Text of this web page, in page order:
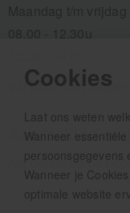
Cookies
Laat ons weten
Wanneer
persoonsgegevens
Wanneer je
optimale website
Wij pauzeren
Aanmelden
Als eerste op de